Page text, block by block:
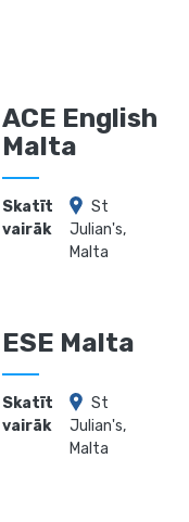
ACE English
Malta
Skatīt
vairāk
St
Julian's,
Malta
ESE Malta
Skatīt
vairāk
St
Julian's,
Malta